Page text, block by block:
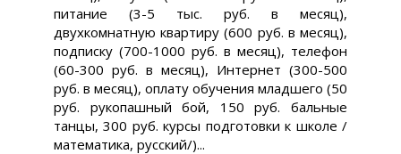
питание (3-5 тыс. руб. в месяц),
двухкомнатную квартиру (600 руб. в месяц),
подписку (700-1000 руб. в месяц), телефон
(60-300 руб. в месяц), Интернет (300-500
руб. в месяц), оплату обучения младшего (50
руб. рукопашный бой, 150 руб. бальные
танцы, 300 руб. курсы подготовки к школе /
математика, русский/)...